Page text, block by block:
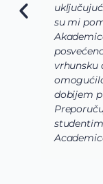
su mi
vrhunsku
dobijem